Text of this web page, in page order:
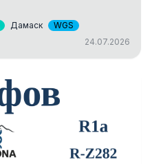
Дамаск
WGS
24.07.2026